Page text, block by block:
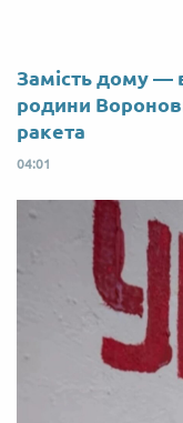
Замість дому —
родини
ракета
04:01